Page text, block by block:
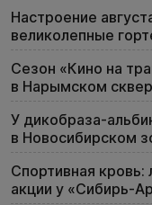
Настроение
великолепные
Сезон «Кино на
в Нарымском
У дикобраза-
в Новосибирском
Спортивная
акции у «Сибирь-